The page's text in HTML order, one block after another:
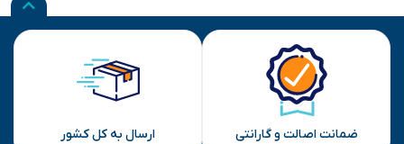
ضمانت اصالت و گارانتی ارسال به کل کشور